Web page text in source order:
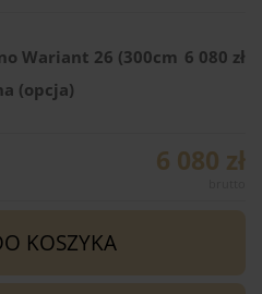
Wariant 26 (300cm
(opcja)
6 080 zł
6 080 zł
KOSZYKA